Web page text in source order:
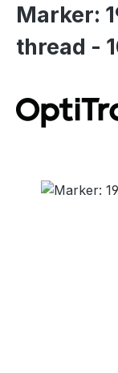
Marker:
thread -
Bildergalerie